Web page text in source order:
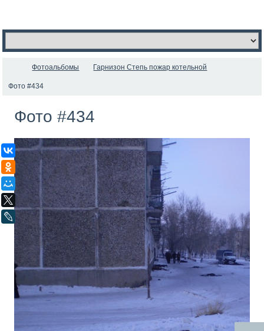
ВКонтакте
Одноклассники
Мой Мир
LiveJournal
Фотоальбомы Гарнизон Степь пожар котельной
Фото #434
Фото #434